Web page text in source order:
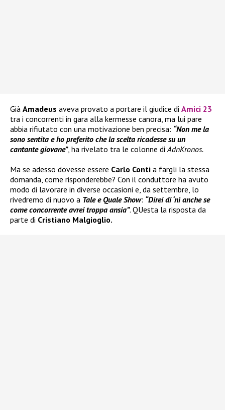
Già Amadeus aveva provato a portare il giudice di Amici 23
tra i concorrenti in gara alla kermesse canora, ma lui pare
abbia rifiutato con una motivazione ben precisa: “Non me la
sono sentita e ho preferito che la scelta ricadesse su un
cantante giovane”, ha rivelato tra le colonne diAdnKronos.
Ma se adesso dovesse essere Carlo Conti a fargli la stessa
domanda, come risponderebbe? Con il conduttore ha avuto
modo di lavorare in diverse occasioni e, da settembre, lo
rivedremo di nuovo a Tale e Quale Show: “Direi di ‘nì anche se
come concorrente avrei troppa ansia”. QUesta la risposta da
parte di Cristiano Malgioglio.